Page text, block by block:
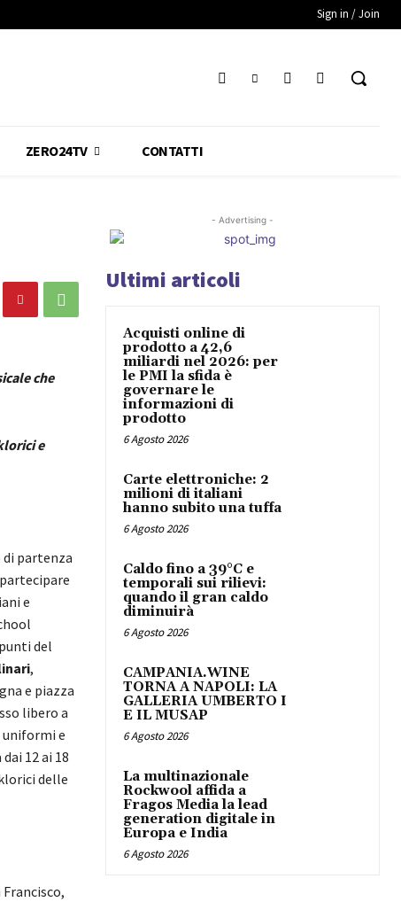
Sign in / Join
ZERO24TV CONTATTI
che
e
partenza
e
del
,
e piazza
libero a
e
12 ai 18
delle
Francisco,
- Advertising -
Ultimi articoli
Acquisti online di
prodotto a 42,6
miliardi nel 2026: per
le PMI la sfida è
governare le
informazioni di
prodotto
6 Agosto 2026
Carte elettroniche: 2
milioni di italiani
hanno subito una tuffa
6 Agosto 2026
Caldo fino a 39°C e
temporali sui rilievi:
quando il gran caldo
diminuirà
6 Agosto 2026
CAMPANIA.WINE
TORNA A NAPOLI: LA
GALLERIA UMBERTO I
E IL MUSAP
6 Agosto 2026
La multinazionale
Rockwool affida a
Fragos Media la lead
generation digitale in
Europa e India
6 Agosto 2026